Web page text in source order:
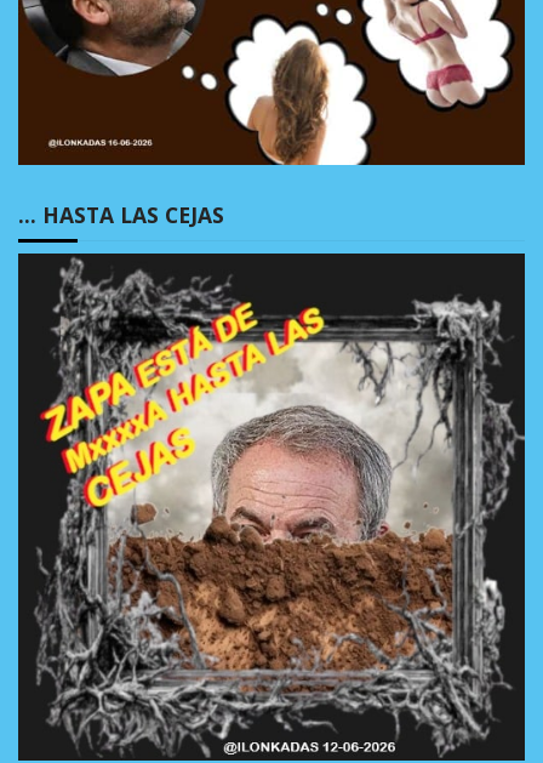
… HASTA LAS CEJAS